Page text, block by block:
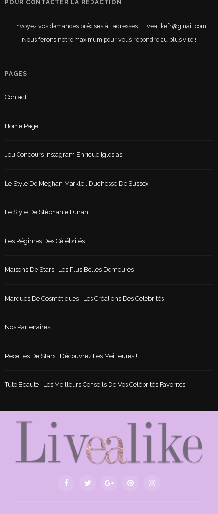
POUR CONTACTER LA RÉDACTION
Envoyez vos demandes précises à l'adresses : Livealikefr@gmail.com
Nous ferons notre maximum pour vous répondre au plus vite !
PAGES
Contact
Home Page
Jeu Concours Instagram Enrique Iglesias
Le Style De Meghan Markle , Duchesse De Sussex
Le Style De Stéphanie Durant
Les Régimes Des Célébrités
Maisons De Stars : Les Plus Belles Demeures !
Marques De Cosmétiques : Les Créations Des Célébrités
Nos Partenaires
Recettes De Stars : Découvrez Les Meilleures !
Tuto Beauté : Les Meilleurs Conseils De Vos Célébrités Favorites